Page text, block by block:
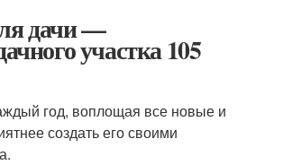
дачи —
участка 105
год, воплощая все новые и
создать его своими